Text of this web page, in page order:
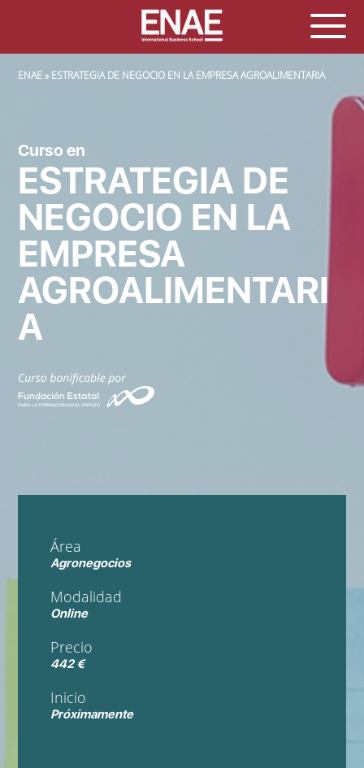
SOBRESCRIBIR ENLACES DE AYUDA A LA NAVEGACIÓN
ENAE ESTRATEGIA DE NEGOCIO EN LA EMPRESA AGROALIMENTARIA
Curso en
ESTRATEGIA DE
NEGOCIO EN LA
EMPRESA
AGROALIMENTARI
A
Área
Agronegocios
Modalidad
Online
Precio
442 €
Inicio
Próximamente